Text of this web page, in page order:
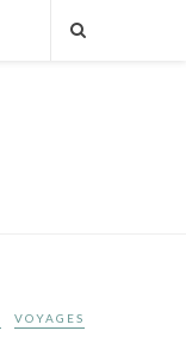
VOYAGES